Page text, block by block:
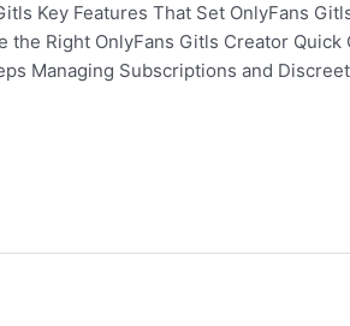
Key Features That Set OnlyFans
the Right OnlyFans Gitls Creator
Managing Subscriptions and